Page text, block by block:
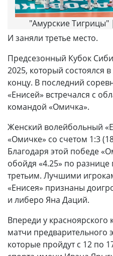
"Амурские
И заняли третье место.
Предсезонный Кубок
2025, который состоялся
концу. В последний
«Енисей» встречался с
командой «Омичка».
Женский волейбольный
«Омичке» со счетом 1:3
Благодаря этой победе
обойдя «4.25» по разнице
третьим. Лучшими
«Енисея» признаны
и либеро Яна Даций.
Впереди у
матчи предварительного
которые пройдут с 12 по